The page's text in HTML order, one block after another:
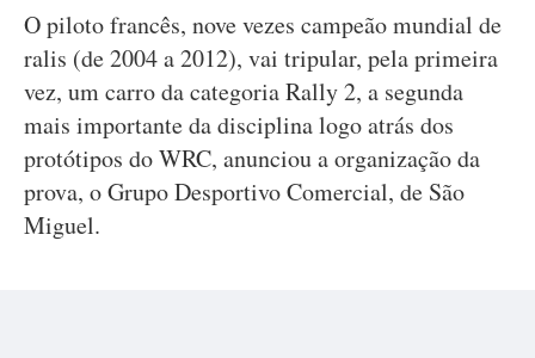
O piloto francês, nove vezes campeão mundial de
ralis (de 2004 a 2012), vai tripular, pela primeira
vez, um carro da categoria Rally 2, a segunda
mais importante da disciplina logo atrás dos
protótipos do WRC, anunciou a organização da
prova, o Grupo Desportivo Comercial, de São
Miguel.